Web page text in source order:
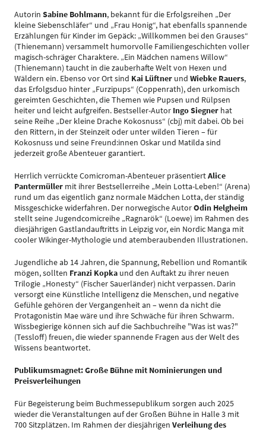
Autorin Sabine Bohlmann, bekannt für die Erfolgsreihen „Der
kleine Siebenschläfer“ und „Frau Honig“, hat ebenfalls spannende
Erzählungen für Kinder im Gepäck: „Willkommen bei den Grauses“
(Thienemann) versammelt humorvolle Familiengeschichten voller
magisch-schräger Charaktere. „Ein Mädchen namens Willow“
(Thienemann) taucht in die zauberhafte Welt von Hexen und
Wäldern ein. Ebenso vor Ort sind Kai Lüftner und Wiebke Rauers,
das Erfolgsduo hinter „Furzipups“ (Coppenrath), den urkomisch
gereimten Geschichten, die Themen wie Pupsen und Rülpsen
heiter und leicht aufgreifen. Bestseller-Autor Ingo Siegner hat
seine Reihe „Der kleine Drache Kokosnuss“ (cbj) mit dabei. Ob bei
den Rittern, in der Steinzeit oder unter wilden Tieren – für
Kokosnuss und seine Freund:innen Oskar und Matilda sind
jederzeit große Abenteuer garantiert.
Herrlich verrückte Comicroman-Abenteuer präsentiertAlice
Pantermüller mit ihrer Bestsellerreihe „Mein Lotta-Leben!“ (Arena)
rund um das eigentlich ganz normale Mädchen Lotta, der ständig
Missgeschicke widerfahren. Der norwegische AutorOdin Helgheim
stellt seine Jugendcomicreihe „Ragnarök“ (Loewe) im Rahmen des
diesjährigen Gastlandauftritts in Leipzig vor, ein Nordic Manga mit
cooler Wikinger-Mythologie und atemberaubenden Illustrationen.
Jugendliche ab 14 Jahren, die Spannung, Rebellion und Romantik
mögen, sollten Franzi Kopka und den Auftakt zu ihrer neuen
Trilogie „Honesty“ (Fischer Sauerländer) nicht verpassen. Darin
versorgt eine Künstliche Intelligenz die Menschen, und negative
Gefühle gehören der Vergangenheit an – wenn da nicht die
Protagonistin Mae wäre und ihre Schwäche für ihren Schwarm.
Wissbegierige können sich auf die Sachbuchreihe "Was ist was?"
(Tessloff) freuen, die wieder spannende Fragen aus der Welt des
Wissens beantwortet.
Publikumsmagnet: Große Bühne mit Nominierungen und
Preisverleihungen
Für Begeisterung beim Buchmessepublikum sorgen auch 2025
wieder die Veranstaltungen auf der Großen Bühne in Halle 3 mit
700 Sitzplätzen. Im Rahmen der diesjährigen Verleihung des